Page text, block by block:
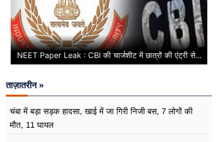
NEET Paper Leak : CBI की चार्जशीट में छात्रों की एंट्री से...
ताज़ातरीन »
चंबा में बड़ा सड़क हादसा, खाई में जा गिरी निजी बस, 7 लोगों की
मौत, 11 घायल